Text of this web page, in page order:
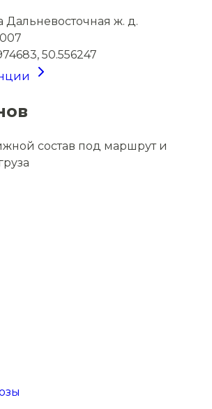
Дальневосточная ж. д.
50.556247
состав под маршрут и